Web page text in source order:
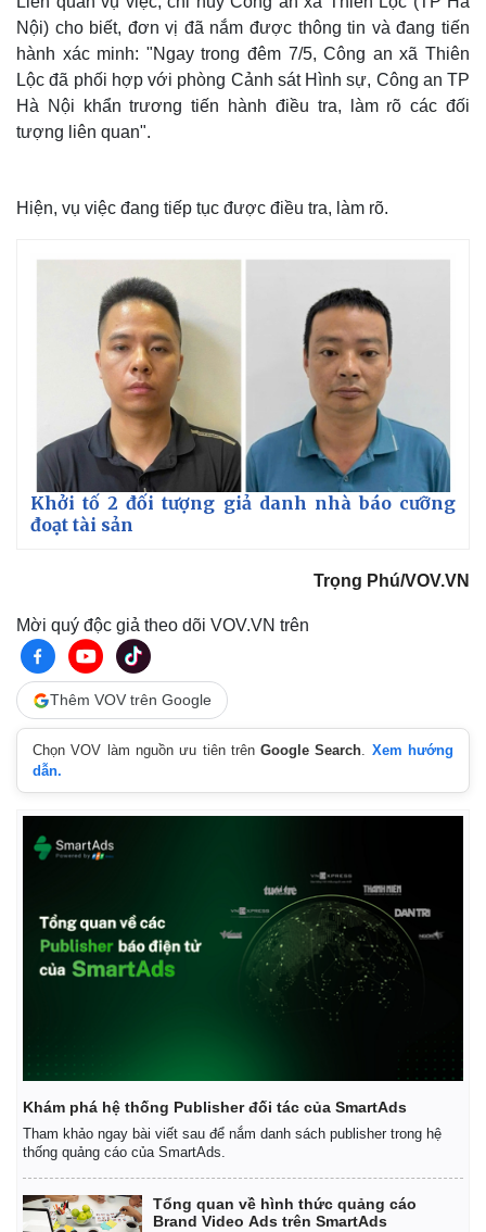
Kinh tế
Bất động sản
Thị trường
Giá cà phê
Nội) cho biết, đơn vị đã nắm được thông tin và đang tiến
hành xác minh: "Ngay trong đêm 7/5, Công an xã Thiên
Lộc đã phối hợp với phòng Cảnh sát Hình sự, Công an TP
Hà Nội khẩn trương tiến hành điều tra, làm rõ các đối
tượng liên quan".
Hiện, vụ việc đang tiếp tục được điều tra, làm rõ.
Khởi tố 2 đối tượng giả danh nhà báo cưỡng
đoạt tài sản
Trọng Phú/VOV.VN
Mời quý độc giả theo dõi VOV.VN trên
Thêm VOV trên Google
Chọn VOV làm nguồn ưu tiên trênGoogle Search. Xem hướng
dẫn.
Khám phá hệ thống Publisher đối tác của SmartAds
Tham khảo ngay bài viết sau để nắm danh sách publisher trong hệ
thống quảng cáo của SmartAds.
Tổng quan về hình thức quảng cáo
Brand Video Ads trên SmartAds